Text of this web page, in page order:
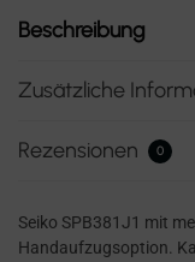
Beschreibung
Zusätzliche
Rezensionen 0
Seiko SPB381J1 mit
Handaufzugsoption.